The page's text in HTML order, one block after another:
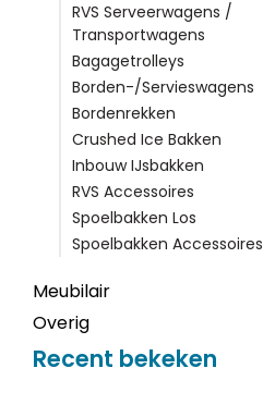
RVS Serveerwagens /
Transportwagens
Bagagetrolleys
Borden-/Servieswagens
Bordenrekken
Crushed Ice Bakken
Inbouw IJsbakken
RVS Accessoires
Spoelbakken Los
Spoelbakken Accessoires
Meubilair
Overig
Recent bekeken